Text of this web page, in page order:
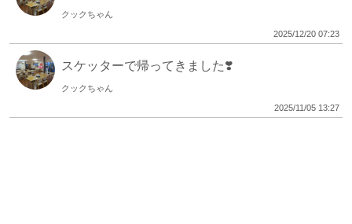
クックちゃん
2025/12/20 07:23
スケッターで帰ってきました❣️
クックちゃん
2025/11/05 13:27